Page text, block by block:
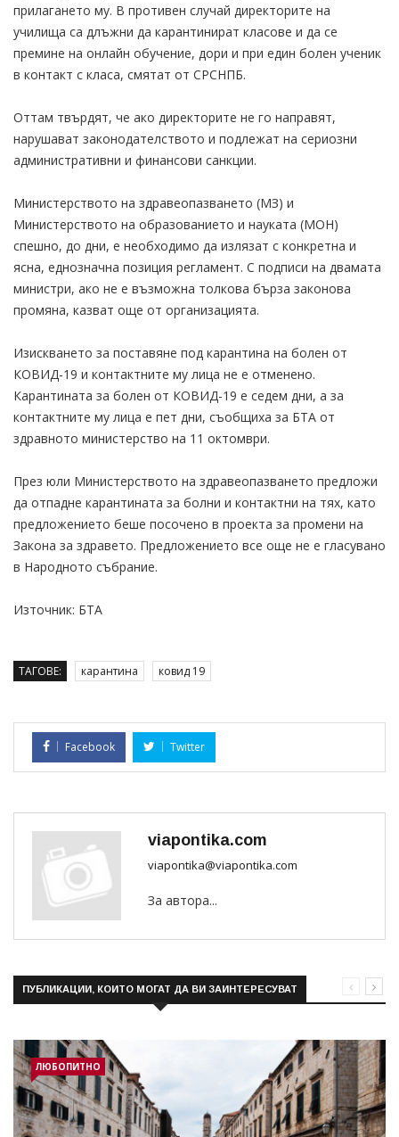
прилагането му. В противен случай директорите на
училища са длъжни да карантинират класове и да се
премине на онлайн обучение, дори и при един болен ученик
в контакт с класа, смятат от СРСНПБ.
Оттам твърдят, че ако директорите не го направят,
нарушават законодателството и подлежат на сериозни
административни и финансови санкции.
Министерството на здравеопазването (МЗ) и
Министерството на образованието и науката (МОН)
спешно, до дни, е необходимо да излязат с конкретна и
ясна, еднозначна позиция регламент. С подписи на двамата
министри, ако не е възможна толкова бърза законова
промяна, казват още от организацията.
Изискването за поставяне под карантина на болен от
КОВИД-19 и контактните му лица не е отменено.
Карантината за болен от КОВИД-19 е седем дни, а за
контактните му лица е пет дни, съобщиха за БТА от
здравното министерство на 11 октомври.
През юли Министерството на здравеопазването предложи
да отпадне карантината за болни и контактни на тях, като
предложението беше посочено в проекта за промени на
Закона за здравето. Предложението все още не е гласувано
в Народното събрание.
Източник: БТА
ТАГОВЕ: карантина ковид 19
Facebook Twitter
viapontika.com
viapontika@viapontika.com
За автора...
ПУБЛИКАЦИИ, КОИТО МОГАТ ДА ВИ ЗАИНТЕРЕСУВАТ
ЛЮБОПИТНО